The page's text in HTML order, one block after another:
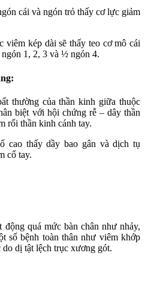
cái và ngón trỏ thấy cơ lực giảm
viêm kép dài sẽ thấy teo cơ mô cái
ngón 1, 2, 3 và ½ ngón 4.
thường của thần kinh giữa thuộc
biệt với hội chứng rễ – dây thần
rối thần kinh cánh tay.
cao thấy dầy bao gân và dịch tụ
cổ tay.
quá mức bàn chân như nhảy,
số bệnh toàn thân như viêm khớp
dị tật lệch trục xương gót.